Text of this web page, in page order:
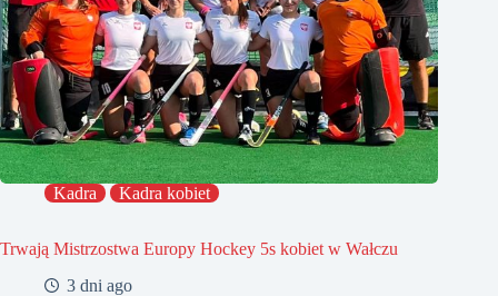
Kadra Kadra kobiet
Trwają Mistrzostwa Europy Hockey 5s kobiet w Wałczu
3 dni ago